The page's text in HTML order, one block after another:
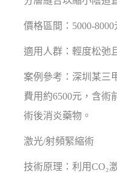
價格區間：5000-8000
適用人群：輕度松弛
案例參考：深圳某三
費用約6500元，含術
術後消炎藥物。
激光/射頻緊縮術
技術原理：利用CO₂